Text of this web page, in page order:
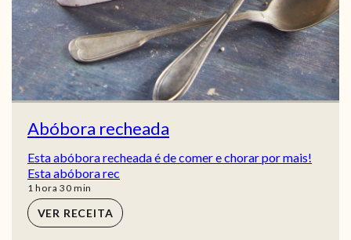
Abóbora recheada
Esta abóbora recheada é de comer e chorar por mais!
Esta abóbora rec
1 hora
hora 30min
min
VER RECEITA